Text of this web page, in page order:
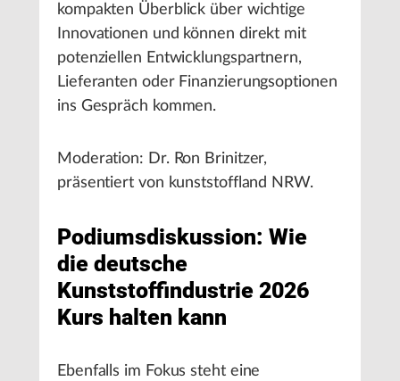
kompakten Überblick über wichtige
Innovationen und können direkt mit
potenziellen Entwicklungspartnern,
Lieferanten oder Finanzierungsoptionen
ins Gespräch kommen.
Moderation: Dr. Ron Brinitzer,
präsentiert von kunststoffland NRW.
Podiumsdiskussion: Wie
die deutsche
Kunststoffindustrie 2026
Kurs halten kann
Ebenfalls im Fokus steht eine